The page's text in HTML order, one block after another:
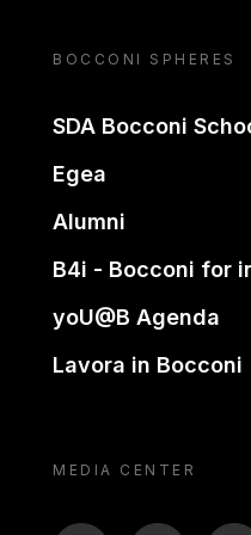
BOCCONI SPHERES
SDA Bocconi
Egea
Alumni
B4i - Bocconi for
yoU@B Agenda
Lavora in Bocconi
MEDIA CENTER